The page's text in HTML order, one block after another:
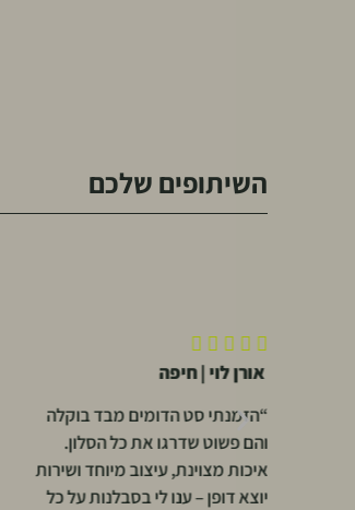
השיתופים שלכם





אורן לוי | חיפה
“הזמנתי סט הדומים מבד בוקלה
והם פשוט שדרגו את כל הסלון.
איכות מצוינת, עיצוב מיוחד ושירות
יוצא דופן – ענו לי בסבלנות על כל